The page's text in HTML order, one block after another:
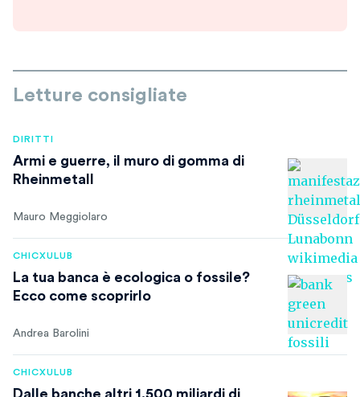
Letture consigliate
DIRITTI
Armi e guerre, il muro di gomma di
Rheinmetall
Mauro Meggiolaro
CHICXULUB
La tua banca è ecologica o fossile?
Ecco come scoprirlo
Andrea Barolini
CHICXULUB
Dalle banche altri 1.500 miliardi di